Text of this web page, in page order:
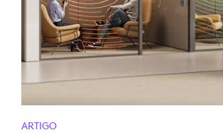
ARTIGO